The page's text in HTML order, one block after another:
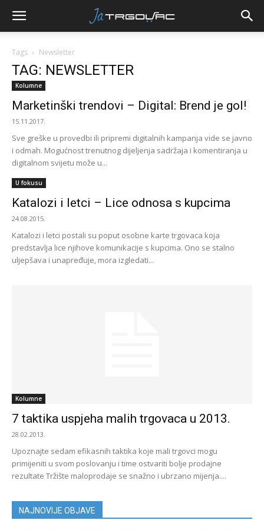
Tags Newsletter
TAG: NEWSLETTER
Kolumne
Marketinški trendovi – Digital: Brend je gol!
15.11.2017.
Sve greške u provedbi ili pripremi digitalnih kampanja vide se javno
i odmah. Mogućnost trenutnog dijeljenja sadržaja i komentiranja u
digitalnom svijetu može u...
U fokusu
Katalozi i letci – Lice odnosa s kupcima
24.08.2015.
Katalozi i letci postali su poput osobne karte trgovaca koja
predstavlja lice njihove komunikacije s kupcima. Ono se stalno
uljepšava i unapređuje, mora izgledati...
Kolumne
7 taktika uspjeha malih trgovaca u 2013.
28.02.2013.
Upoznajte sedam efikasnih taktika koje mali trgovci mogu
primijeniti u svom poslovanju i time ostvariti bolje prodajne
rezultate Tržište maloprodaje se snažno i ubrzano mijenja....
NAJNOVIJE OBJAVE